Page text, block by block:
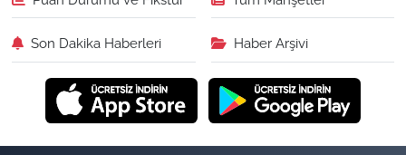
Son Dakika Haberleri Haber Arşivi